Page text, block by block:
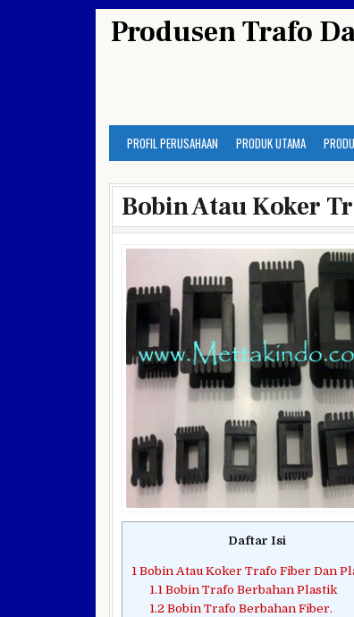
Produsen Trafo
PROFIL PERUSAHAAN PRODUK UTAMA
Bobin Atau Koker
Daftar Isi
1 Bobin Atau Koker Trafo Fiber Dan
1.1Bobin Trafo Berbahan Plastik
1.2Bobin Trafo Berbahan Fiber.